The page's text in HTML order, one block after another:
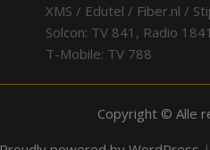
XMS / Edutel / Fiber.nl /
Solcon: TV 841, Radio 1841
T-Mobile: TV 788
Copyright © Alle